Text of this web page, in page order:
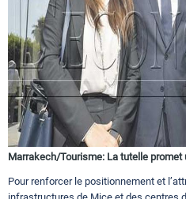
Marrakech/Tourisme: La tutelle promet
Pour renforcer le positionnement et